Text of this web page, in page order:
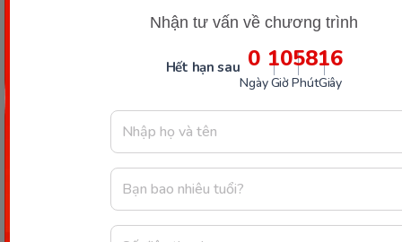
Nhận tư vấn về chương trình
Hết hạn sau 0
Ngày
10
Giờ
58
Phút
14
Giây
Cán bộ tuyển sinh sẽ dán danh sách học sinh
với lớp học lên bảng tin nhà trường và gửi đến
phụ huynh có thể đưa bé đến nhận lớp chính
Tiếp nhận học sinh vào lớp 1: Tới ngày nhập
học theo thông báo, ba mẹ sẽ đưa con đến trường
Các bài viết không thể bỏ lỡ